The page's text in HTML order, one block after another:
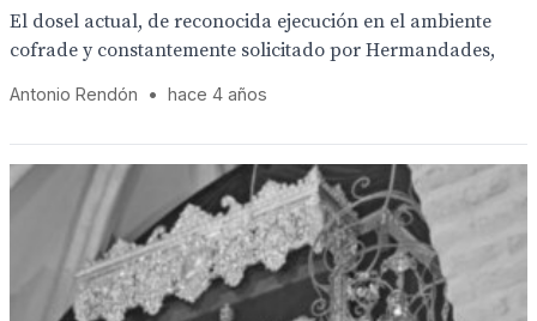
El dosel actual, de reconocida ejecución en el ambiente
cofrade y constantemente solicitado por Hermandades,
Antonio Rendón • hace 4 años